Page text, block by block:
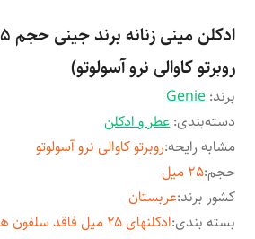
روبرتو کاوالی نرو آسولوتو)
برند:Genie
دسته‌بندی:عطر و ادکلن
مشابه رایحه:روبرتو کاوالی نرو آسولوتو
حجم:25 میل
کشور برند:عربستان
بسته بندی:ادکلنهای ۲۵ میل فاقد سلفون هستند